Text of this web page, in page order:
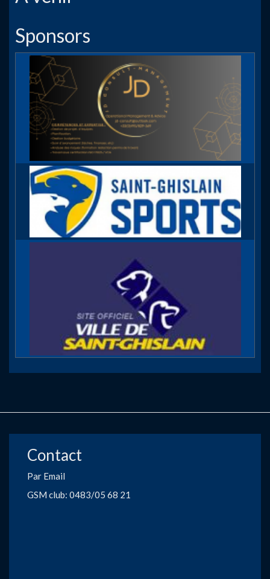
Sponsors
Contact
Par Email
GSM club: 0483/05 68 21